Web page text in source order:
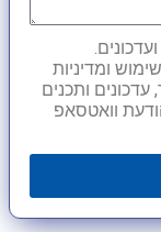
ומדיניות
ותכנים
וואטסאפ